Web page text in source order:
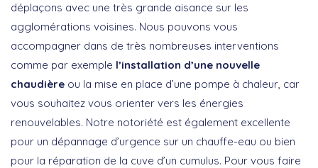
déplaçons avec une très grande aisance sur les
agglomérations voisines. Nous pouvons vous
accompagner dans de très nombreuses interventions
comme par exemple l’installation d’une nouvelle
chaudière ou la mise en place d’une pompe à chaleur, car
vous souhaitez vous orienter vers les énergies
renouvelables. Notre notoriété est également excellente
pour un dépannage d’urgence sur un chauffe-eau ou bien
pour la réparation de la cuve d’un cumulus. Pour vous faire